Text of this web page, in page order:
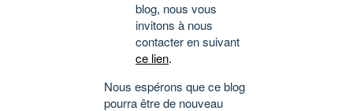
blog, nous vous
invitons à nous
contacter en suivant
ce lien.
Nous espérons que ce blog
pourra être de nouveau